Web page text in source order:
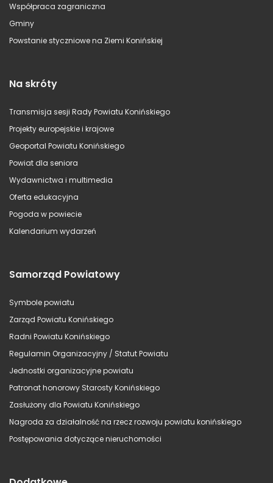
Współpraca zagraniczna
Gminy
Powstanie styczniowe na Ziemi Konińskiej
Na skróty
Transmisja sesji Rady Powiatu Konińskiego
Projekty europejskie i krajowe
Geoportal Powiatu Konińskiego
Powiat dla seniora
Wydawnictwa i multimedia
Oferta edukacyjna
Pogoda w powiecie
Kalendarium wydarzeń
Samorząd Powiatowy
Symbole powiatu
Zarząd Powiatu Konińskiego
Radni Powiatu Konińskiego
Regulamin Organizacyjny / Statut Powiatu
Jednostki organizacyjne powiatu
Patronat honorowy Starosty Konińskiego
Zasłużony dla Powiatu Konińskiego
Nagroda za działalność na rzecz rozwoju powiatu konińskiego
Postępowania dotyczące nieruchomości